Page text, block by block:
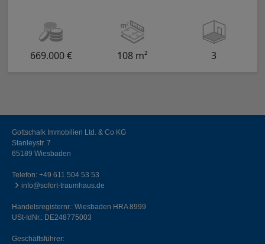
669.000 € 108 m² 3
Gottschalk Immobilien Ltd. & Co KG
Stanleystr. 7
65189 Wiesbaden
Telefon: +49 611 504 53 53
info@sofort-traumhaus.de
Handelsregisternr.: Wiesbaden HRA 8999
USt-IdNr.: DE248775003
Geschäftsführer: